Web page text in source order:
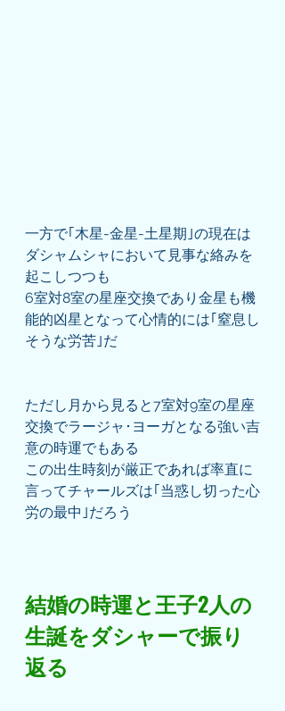
一方で｢木星-金星-土星期｣の現在は
ダシャムシャにおいて見事な絡みを
起こしつつも
6室対8室の星座交換であり金星も機
能的凶星となって心情的には｢窒息し
そうな労苦｣だ
ただし月から見ると7室対9室の星座
交換でラージャ･ヨーガとなる強い吉
意の時運でもある
この出生時刻が厳正であれば率直に
言ってチャールズは｢当惑し切った心
労の最中｣だろう
結婚の時運と王子2人の
生誕をダシャーで振り
返る